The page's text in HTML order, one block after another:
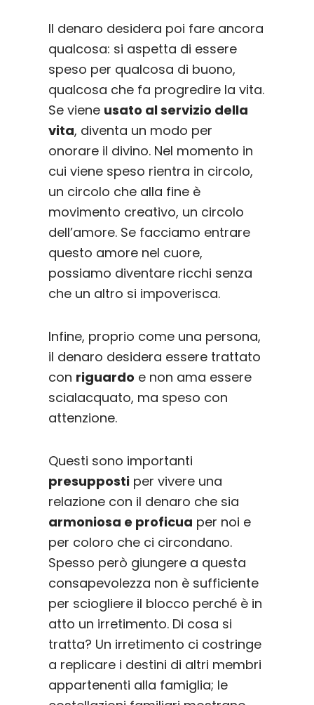
Il denaro desidera poi fare ancora
qualcosa: si aspetta di essere
speso per qualcosa di buono,
qualcosa che fa progredire la vita.
Se viene usato al servizio della
vita, diventa un modo per
onorare il divino. Nel momento in
cui viene speso rientra in circolo,
un circolo che alla fine è
movimento creativo, un circolo
dell’amore. Se facciamo entrare
questo amore nel cuore,
possiamo diventare ricchi senza
che un altro si impoverisca.
Infine, proprio come una persona,
il denaro desidera essere trattato
con riguardo e non ama essere
scialacquato, ma speso con
attenzione.
Questi sono importanti
presuppostiper vivere una
relazione con il denaro che sia
armoniosa e proficua per noi e
per coloro che ci circondano.
Spesso però giungere a questa
consapevolezza non è sufficiente
per sciogliere il blocco perché è in
atto un irretimento. Di cosa si
tratta? Un irretimento ci costringe
a replicare i destini di altri membri
appartenenti alla famiglia; le